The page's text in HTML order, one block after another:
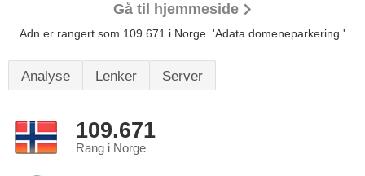
Gå til hjemmeside
Adn er rangert som 109.671 i Norge. 'Adata domeneparkering.'
Analyse Lenker Server
109.671
Rang i Norge